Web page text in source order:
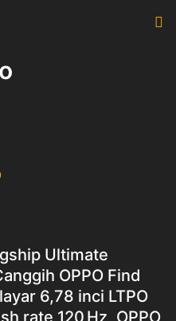
Ultimate
OPPO Find
6,78 inci LTPO
rate 120 Hz, OPPO